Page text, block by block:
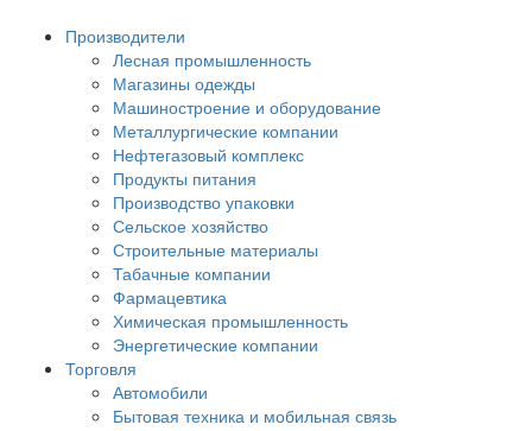
Производители
Лесная промышленность
Магазины одежды
Машиностроение и оборудование
Металлургические компании
Нефтегазовый комплекс
Продукты питания
Производство упаковки
Сельское хозяйство
Строительные материалы
Табачные компании
Фармацевтика
Химическая промышленность
Энергетические компании
Торговля
Автомобили
Бытовая техника и мобильная связь